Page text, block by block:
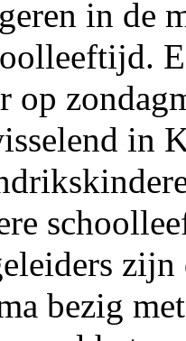
in de
op
in
zijn
bezig